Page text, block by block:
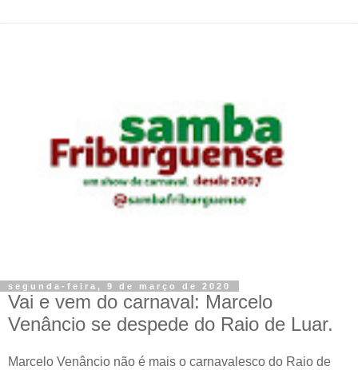
segunda-feira, 9 de março de 2020
Vai e vem do carnaval: Marcelo
Venâncio se despede do Raio de Luar.
Marcelo Venâncio não é mais o carnavalesco do Raio de